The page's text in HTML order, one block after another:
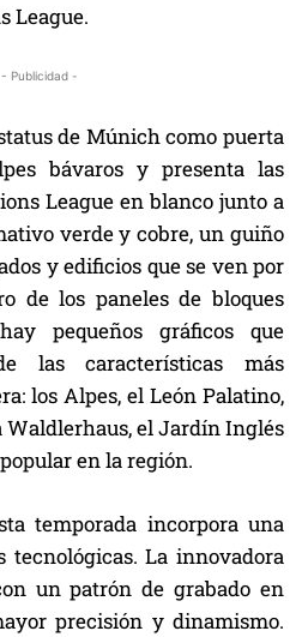
League.
- Publicidad -
de Múnich como puerta
bávaros y presenta las
League en blanco junto a
verde y cobre, un guiño
y edificios que se ven por
de los paneles de bloques
pequeños gráficos que
las características más
los Alpes, el León Palatino,
Waldlerhaus, el Jardín Inglés
en la región.
temporada incorpora una
tecnológicas. La innovadora
un patrón de grabado en
precisión y dinamismo.